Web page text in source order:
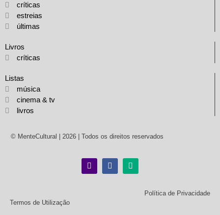
críticas
estreias
últimas
Livros
críticas
Listas
música
cinema & tv
livros
© MenteCultural | 2026 | Todos os direitos reservados
Política de Privacidade
Termos de Utilização